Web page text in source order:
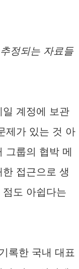
정되는 자료들
계정에 보관
제가 있는 것 아
그룹의 협박 메
접근으로 생
도 아쉽다는
록한 국내 대표